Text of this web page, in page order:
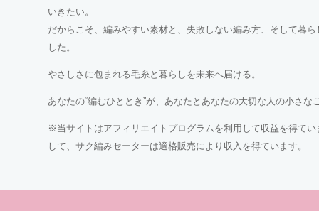
いきたい。
だからこそ、編みやすい素材と、失敗しない編み方、そして暮
した。
やさしさに包まれる毛糸と暮らしを未来へ届ける。
あなたの“編むひととき”が、あなたとあなたの大切な人の小さな
※当サイトはアフィリエイトプログラムを利用して収益を得て
して、サク編みセーターは適格販売により収入を得ています。